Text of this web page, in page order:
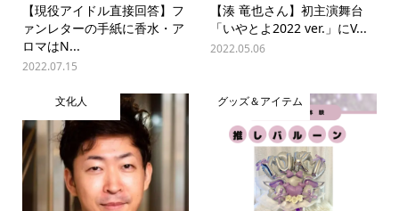
【現役アイドル直接回答】フ
ァンレターの手紙に香水・ア
ロマはN...
2022.07.15
【湊 竜也さん】初主演舞台
「いやとよ2022 ver.」にV...
2022.05.06
文化人 グッズ＆アイテム